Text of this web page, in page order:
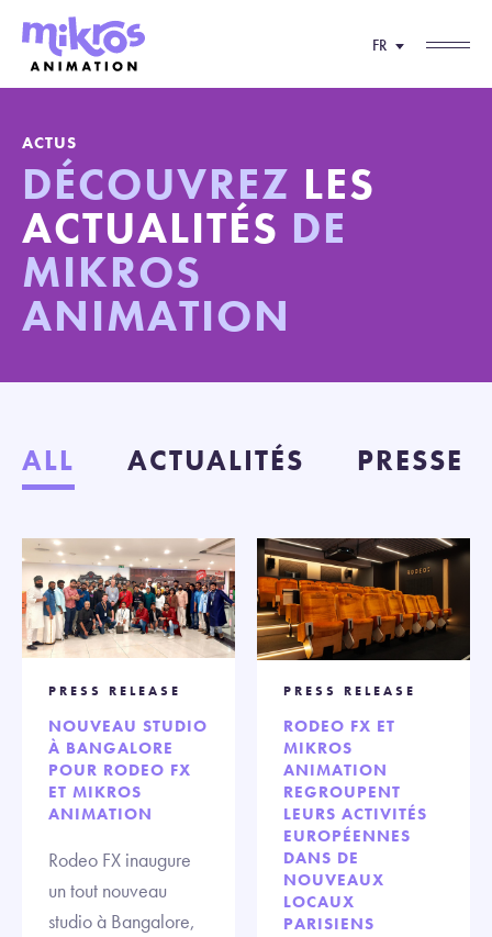
FR
ACTUS
DÉCOUVREZ LES
ACTUALITÉS DE
MIKROS
ANIMATION
ALL ACTUALITÉS PRESSE
PRESS RELEASE
NOUVEAU STUDIO
À BANGALORE
POUR RODEO FX
ET MIKROS
ANIMATION
Rodeo FX inaugure
un tout nouveau
studio à Bangalore,
PRESS RELEASE
RODEO FX ET
MIKROS
ANIMATION
REGROUPENT
LEURS ACTIVITÉS
EUROPÉENNES
DANS DE
NOUVEAUX
LOCAUX
PARISIENS